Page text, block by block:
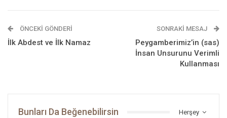
ÖNCEKI GÖNDERI
İlk Abdest ve İlk Namaz
SONRAKI MESAJ
Peygamberimiz’in (sas)
İnsan Unsurunu Verimli
Kullanması
Herşey
Bunları Da Beğenebilirsin